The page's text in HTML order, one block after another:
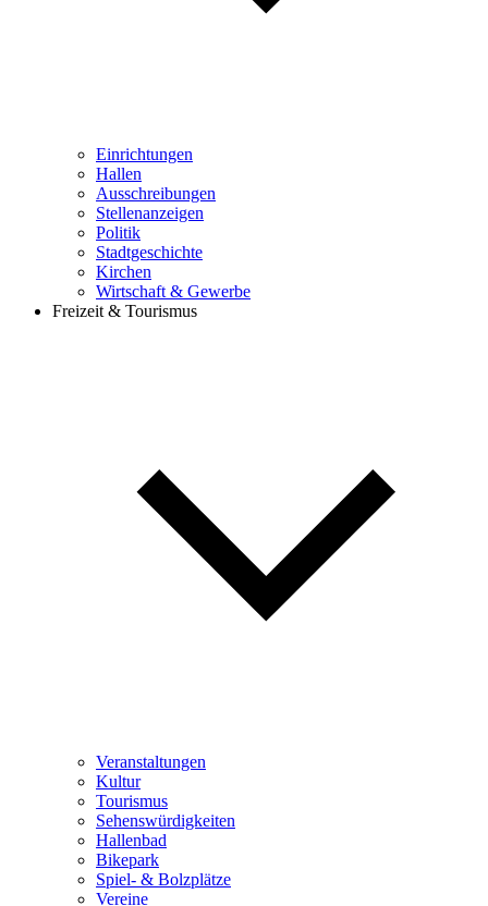
Einrichtungen
Hallen
Ausschreibungen
Stellenanzeigen
Politik
Stadtgeschichte
Kirchen
Wirtschaft & Gewerbe
Freizeit & Tourismus
Veranstaltungen
Kultur
Tourismus
Sehenswürdigkeiten
Hallenbad
Bikepark
Spiel- & Bolzplätze
Vereine